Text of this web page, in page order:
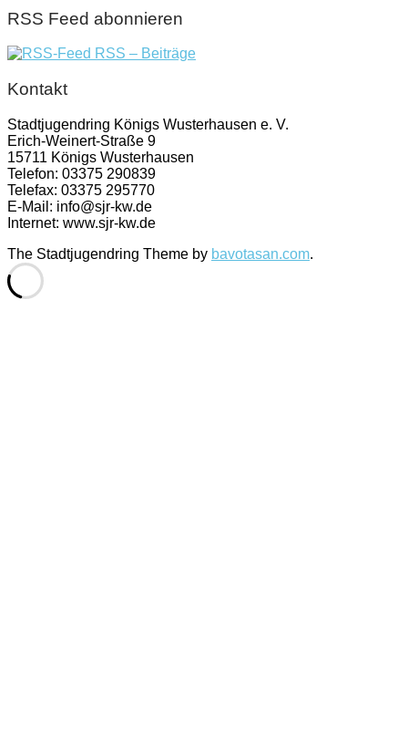
RSS Feed abonnieren
RSS – Beiträge
Kontakt
Stadtjugendring Königs Wusterhausen e. V.
Erich-Weinert-Straße 9
15711 Königs Wusterhausen
Telefon: 03375 290839
Telefax: 03375 295770
E-Mail: info@sjr-kw.de
Internet: www.sjr-kw.de
The Stadtjugendring Theme by bavotasan.com.